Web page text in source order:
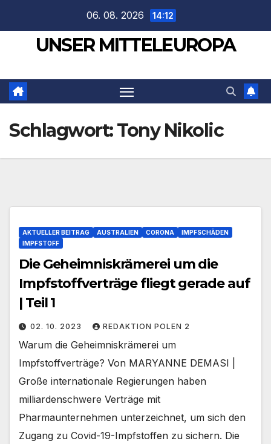
springen
06. 08. 2026 14:12
UNSER MITTELEUROPA
Schlagwort:Tony Nikolic
AKTUELLER BEITRAG AUSTRALIEN CORONA
IMPFSCHÄDEN
IMPFSTOFF
Die Geheimniskrämerei um die
Impfstoffverträge fliegt gerade auf
| Teil 1
02. 10. 2023 REDAKTION POLEN 2
Warum die Geheimniskrämerei um
Impfstoffverträge? Von MARYANNE DEMASI |
Große internationale Regierungen haben
milliardenschwere Verträge mit
Pharmaunternehmen unterzeichnet, um sich den
Zugang zu Covid-19-Impfstoffen zu sichern. Die